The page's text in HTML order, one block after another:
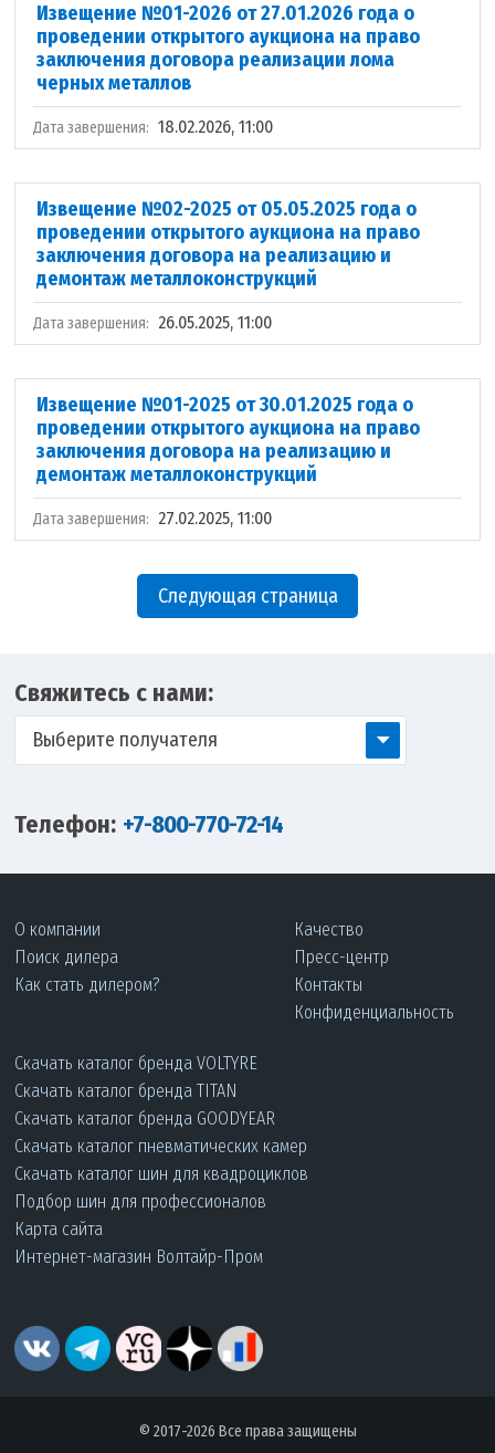
Извещение №01-2026 от 27.01.2026 года о
проведении открытого аукциона на право
заключения договора реализации лома
черных металлов
Дата завершения: 18.02.2026, 11:00
Извещение №02-2025 от 05.05.2025 года о
проведении открытого аукциона на право
заключения договора на реализацию и
демонтаж металлоконструкций
Дата завершения: 26.05.2025, 11:00
Извещение №01-2025 от 30.01.2025 года о
проведении открытого аукциона на право
заключения договора на реализацию и
демонтаж металлоконструкций
Дата завершения: 27.02.2025, 11:00
Следующая страница
Свяжитесь с нами:
Выберите получателя
Телефон: +7-800-770-72-14
О компании
Поиск дилера
Как стать дилером?
Качество
Пресс-центр
Контакты
Конфиденциальность
Скачать каталог бренда VOLTYRE
Скачать каталог бренда TITAN
Скачать каталог бренда GOODYEAR
Скачать каталог пневматических камер
Скачать каталог шин для квадроциклов
Подбор шин для профессионалов
Карта сайта
Интернет-магазин Волтайр-Пром
© 2017-2026 Все права защищены